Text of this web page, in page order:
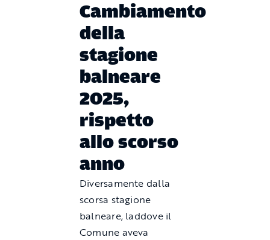
Cambiamento
della
stagione
balneare
2025,
rispetto
allo scorso
anno
Diversamente dalla
scorsa stagione
balneare, laddove il
Comune aveva